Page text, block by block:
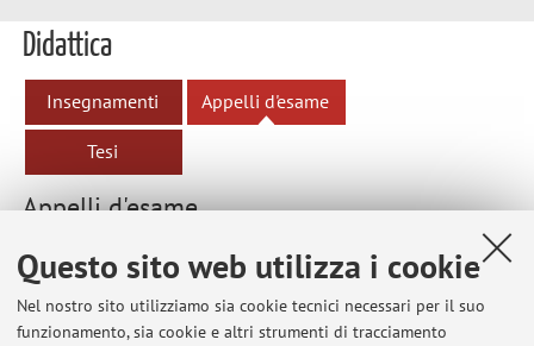
Questo sito web utilizza i cookie
Nel nostro sito utilizziamo sia cookie tecnici necessari per il suo
funzionamento, sia cookie e altri strumenti di tracciamento
Didattica
Insegnamenti Appelli d'esame
Tesi
Appelli d'esame
Elenco degli appelli pubblicati sino ad oggi, suddivisi per
insegnamento. Per le informazioni dettagliate accedi ad
AlmaEsami.